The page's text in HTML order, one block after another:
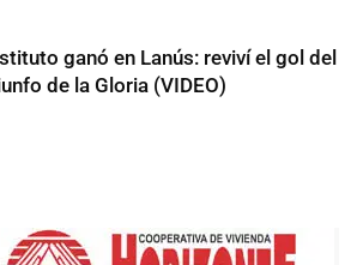
ganó en Lanús: reviví el gol del
de la Gloria (VIDEO)